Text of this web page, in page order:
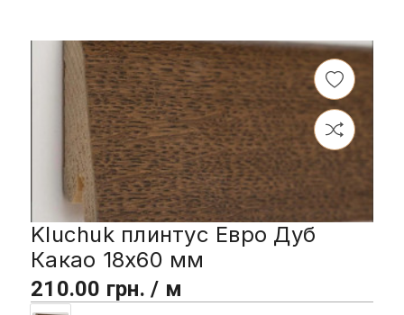
Kluchuk плинтус Евро Дуб
Какао 18х60 мм
210.00 грн. / м